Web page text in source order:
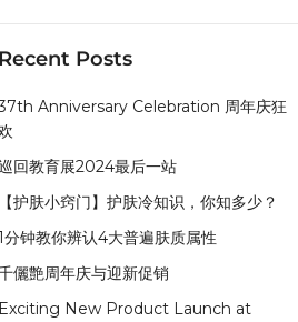
Recent Posts
Anniversary Celebration 周年庆狂
回教育展2024最后一站
【护肤小窍门】护肤冷知识，你知多少？
分钟教你辨认4大普遍肤质属性
儷艶周年庆与迎新促销
Exciting New Product Launch at